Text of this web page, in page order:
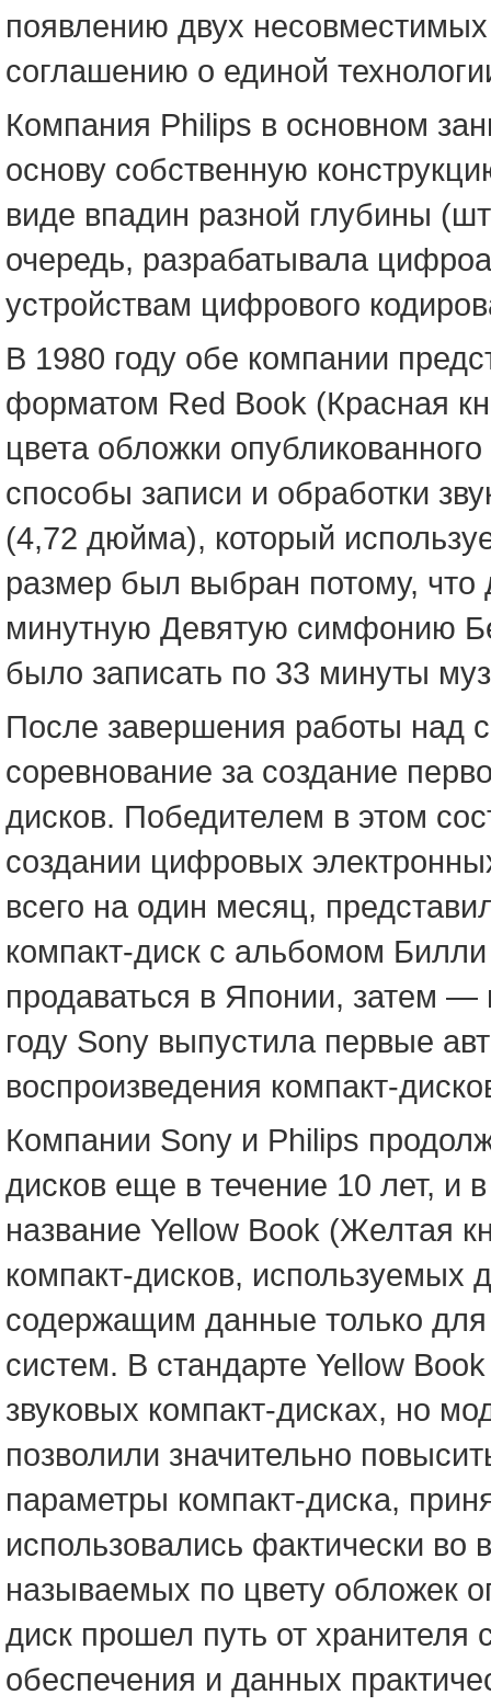
появлению двух
соглашению о единой
Компания Philips в основном
основу собственную
виде впадин разной глубины
очередь, разрабатывала
устройствам цифрового
В 1980 году обе компании
форматом Red Book (Красная
цвета обложки
способы записи и обработки
(4,72 дюйма), который
размер был выбран потому, что
минутную Девятую симфонию
было записать по 33 минуты
После завершения работы над
соревнование за создание
дисков. Победителем в этом
создании цифровых
всего на один месяц,
компакт-диск с альбомом
продаваться в Японии, затем
году Sony выпустила первые
воспроизведения компакт-
Компании Sony и Philips
дисков еще в течение 10 лет, и
название Yellow Book (Желтая
компакт-дисков, используемых
содержащим данные только
систем. В стандарте Yellow
звуковых компакт-дисках, но
позволили значительно
параметры компакт-диска,
использовались фактически
называемых по цвету обложек
диск прошел путь от
обеспечения и данных